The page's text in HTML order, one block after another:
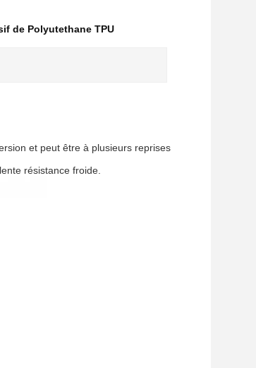
de Polyutethane TPU
et peut être à plusieurs reprises
résistance froide.